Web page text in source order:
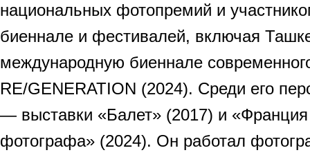
национальных фотопремий и
биеннале и фестивалей, включая
международную биеннале
RE/GENERATION (2024). Среди его
— выставки «Балет» (2017) и «Франция
фотографа» (2024). Он работал